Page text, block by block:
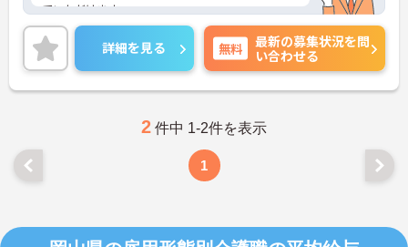
ていただけます。
また福利厚生が充実しており、長期的に働ける環境
が整っています◎
ご興味ある方には、面接対策ポイントなど、さらに
詳細をお話しいたしますのでお気軽にご相談くださ
い！
詳細を見る 無料
最新の募集状況を問
い合わせる
2 件中 1-2件を表示
1